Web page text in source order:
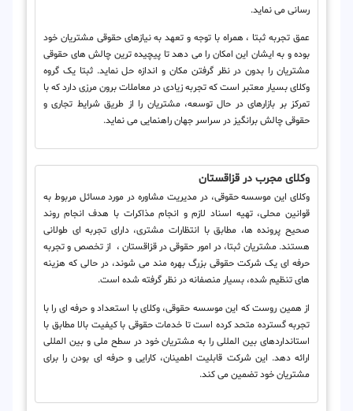
رسانی می نماید.
عمق تجربه ثبتا ، همراه با توجه و تعهد به نیازهای حقوقی مشتریان خود
بوده و به ایشان این امکان را می دهد تا پیچیده ترین چالش های حقوقی
مشتریان را بدون در نظر گرفتن مکان و اندازه حل نماید. ثبتا یک گروه
وکلای بسیار معتبر است که تجربه زیادی در معاملات برون مرزی دارد که با
تمرکز بر بازارهای در حال توسعه، مشتریان را از طریق شرایط تجاری و
حقوقی چالش برانگیز در سراسر جهان راهنمایی می نماید.
وکلای مجرب در قزاقستان
وکلای این موسسه حقوقی، در مدیریت مشاوره در مورد مسائل مربوط به
قوانین محلی، تهیه اسناد لازم و انجام مذاکرات با هدف انجام روند
صحیح پرونده ها، مطابق با انتظارات مشتری، دارای تجربه ای طولانی
هستند. مشتریان ثبتا، در امور حقوقی در قزاقستان ، از تخصص و تجربه
حرفه ای یک شرکت حقوقی بزرگ بهره مند می شوند، در حالی که هزینه
های تنظیم شده، بسیار منصفانه در نظر گرفته شده است.
از همین روست که این موسسه حقوقی، وکلای با استعداد و حرفه ای را با
تجربه گسترده متحد کرده است تا خدمات حقوقی با کیفیت بالا مطابق با
استانداردهای بین المللی را به مشتریان خود در سطح ملی و بین المللی
ارائه دهد. این شرکت قابلیت اطمینان، کارایی و حرفه ای بودن را برای
مشتریان خود تضمین می کند.